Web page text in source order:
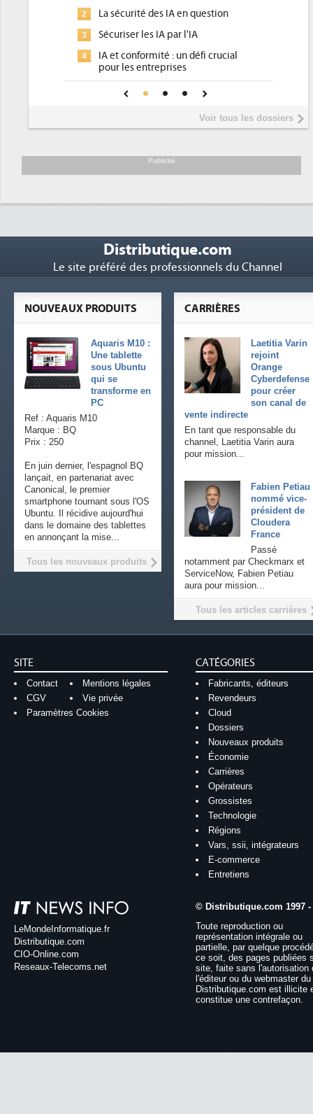
2 La sécurité des IA en question
3 Sécuriser les IA par l'IA
4
IA et conformité : un défi crucial
pour les entreprises
Une IA de confiance pour une IA
plus sûre ?
Voir tous les dossiers
Publicité
Distributique.com
Le site préféré des professionnels du Channel
CARRIÈRES
Laetitia Varin
rejoint
Orange
Cyberdefense
pour créer
son canal de
vente indirecte
En tant que responsable du
channel, Laetitia Varin aura
pour mission...
Fabien Petiau
nommé vice-
président de
Cloudera
France
Passé
notamment par Checkmarx et
ServiceNow, Fabien Petiau
aura pour mission...
Tous les articles carrières
NOUVEAUX PRODUITS
Aquaris M10 :
Une tablette
sous Ubuntu
qui se
transforme en
PC
Ref : Aquaris M10
Marque : BQ
Prix : 250
En juin dernier, l'espagnol BQ
lançait, en partenariat avec
Canonical, le premier
smartphone tournant sous l'OS
Ubuntu. Il récidive aujourd'hui
dans le domaine des tablettes
en annonçant la mise...
Tous les nouveaux produits
SITE
Contact
Mentions légales
CGV
Vie privée
Paramètres Cookies
CATÉGORIES
Fabricants, éditeurs
Revendeurs
Cloud
Dossiers
Nouveaux produits
Économie
Carrières
Opérateurs
Grossistes
Technologie
Régions
Vars, ssii, intégrateurs
E-commerce
Entretiens
LeMondeInformatique.fr
Distributique.com
CIO-Online.com
Reseaux-Telecoms.net
© Distributique.com 1997 -
Toute reproduction ou
représentation intégrale ou
partielle, par quelque
ce soit, des pages publiées
site, faite sans l'autorisation
l'éditeur ou du webmaster
Distributique.com est illicite
constitue une contrefaçon.